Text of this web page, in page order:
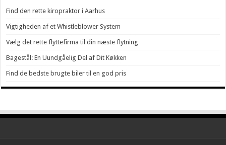
Find den rette kiropraktor i Aarhus
Vigtigheden af et Whistleblower System
Vælg det rette flyttefirma til din næste flytning
Bagestål: En Uundgåelig Del af Dit Køkken
Find de bedste brugte biler til en god pris